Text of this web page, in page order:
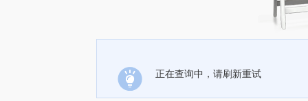
正在查询中，请刷新重试